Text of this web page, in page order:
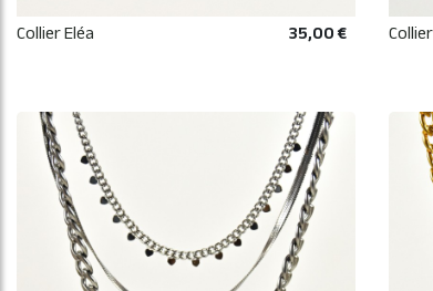
Collier Eléa 35,00 €